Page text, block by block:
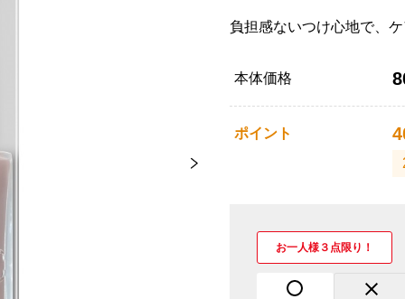
負担感ないつけ心地で、
本体価格
ポイント
お一人様３点限り！